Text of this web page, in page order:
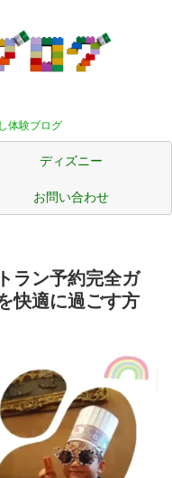
体験ブログ
ディズニー
お問い合わせ
ラン予約完全ガ
快適に過ごす方